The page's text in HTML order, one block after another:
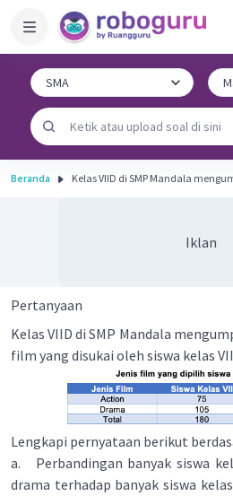
Beranda Kelas VIID di SMP Mandala
Iklan
Pertanyaan
Kelas VIID di SMP Mandala
film yang disukai oleh siswa kelas
Lengkapi pernyataan berikut
a. Perbandingan banyak siswa
drama terhadap banyak siswa